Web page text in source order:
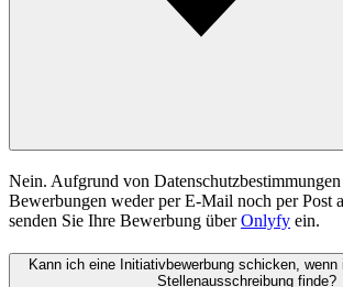
Nein. Aufgrund von
Bewerbungen weder per E-Mail noch per Post
senden Sie Ihre Bewerbung überOnlyfy ein.
Kann ich eine Initiativbewerbung schicken,
Stellenausschreibung finde?